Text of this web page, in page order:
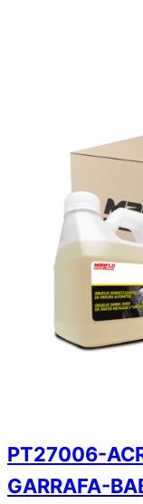
PT27006-
GARRAFA-